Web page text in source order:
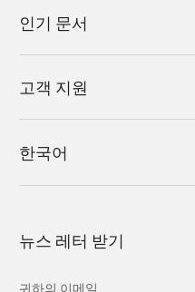
인기 문서
고객 지원
한국어
뉴스 레터 받기